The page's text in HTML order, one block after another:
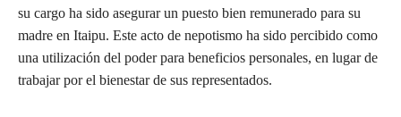
su cargo ha sido asegurar un puesto bien remunerado para su
madre en Itaipu. Este acto de nepotismo ha sido percibido como
una utilización del poder para beneficios personales, en lugar de
trabajar por el bienestar de sus representados.